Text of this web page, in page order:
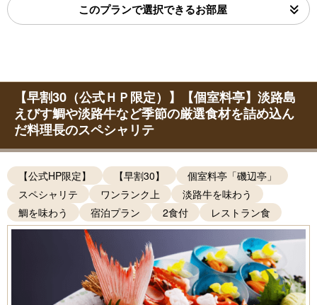
このプランで選択できるお部屋
【早割30（公式ＨＰ限定）】【個室料亭】淡路島
えびす鯛や淡路牛など季節の厳選食材を詰め込ん
だ料理長のスペシャリテ
【公式HP限定】 【早割30】
個室料亭「磯辺亭」
スペシャリテ
ワンランク上
淡路牛を味わう
鯛を味わう
宿泊プラン 2食付 レストラン食